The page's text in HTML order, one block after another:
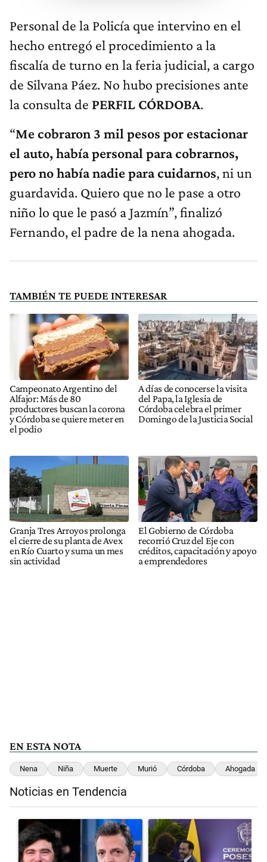
Personal de la Policía que intervino en el
hecho entregó el procedimiento a la
fiscalía de turno en la feria judicial, a cargo
de Silvana Páez. No hubo precisiones ante
la consulta de PERFIL CÓRDOBA.
“Me cobraron 3 mil pesos por estacionar
el auto, había personal para cobrarnos,
pero no había nadie para cuidarnos, ni un
guardavida. Quiero que no le pase a otro
niño lo que le pasó a Jazmín”, finalizó
Fernando, el padre de la nena ahogada.
TAMBIÉN TE PUEDE INTERESAR
Campeonato Argentino del
Alfajor: Más de 80
productores buscan la corona
y Córdoba se quiere meter en
el podio
A días de conocerse la visita
del Papa, la Iglesia de
Córdoba celebra el primer
Domingo de la Justicia Social
Granja Tres Arroyos prolonga
el cierre de su planta de Avex
en Río Cuarto y suma un mes
sin actividad
El Gobierno de Córdoba
recorrió Cruz del Eje con
créditos, capacitación y apoyo
a emprendedores
EN ESTA NOTA
Nena Niña Muerte Murió Córdoba Ahogada
Noticias en Tendencia
Un artículo de tendencia con el título "Los gobernadores marcan
Un artículo de tendencia con el